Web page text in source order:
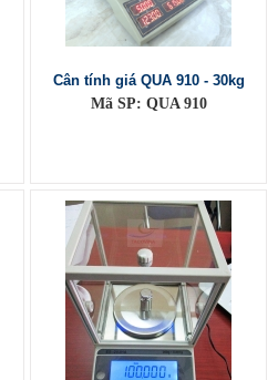
Cân tính giá QUA 910 - 30kg
Mã SP: QUA 910